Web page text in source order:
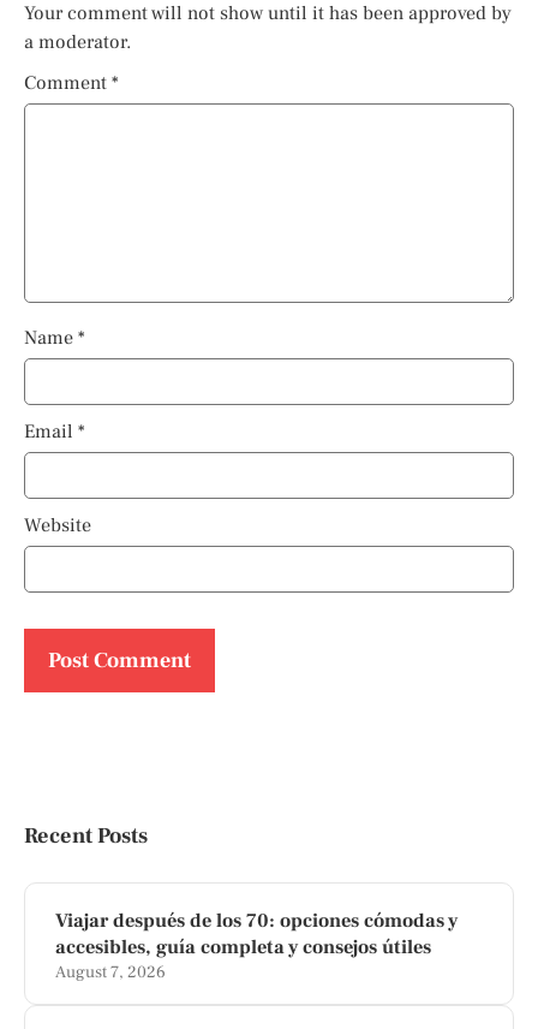
Your comment will not show until it has been approved by
a moderator.
Comment *
Name *
Email *
Website
Recent Posts
Viajar después de los 70: opciones cómodas y
accesibles, guía completa y consejos útiles
August 7, 2026